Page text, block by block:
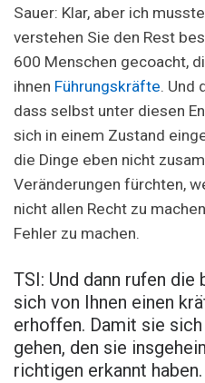
Sauer: Klar, aber ich
verstehen Sie den Rest
600 Menschen gecoacht,
ihnen Führungskräfte. Und
dass selbst unter diesen
sich in einem Zustand
die Dinge eben nicht
Veränderungen fürchten,
nicht allen Recht zu
Fehler zu machen.
TSI: Und dann rufen die
sich von Ihnen einen
erhoffen. Damit sie
gehen, den sie
richtigen erkannt haben.